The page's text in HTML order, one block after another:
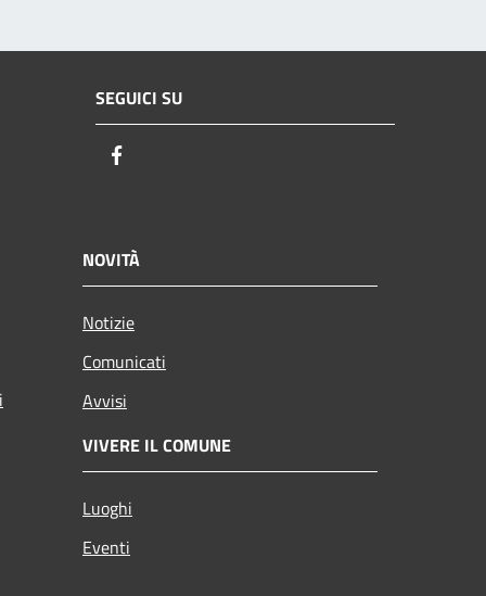
SEGUICI SU
NOVITÀ
Notizie
Comunicati
Avvisi
VIVERE IL COMUNE
Luoghi
Eventi